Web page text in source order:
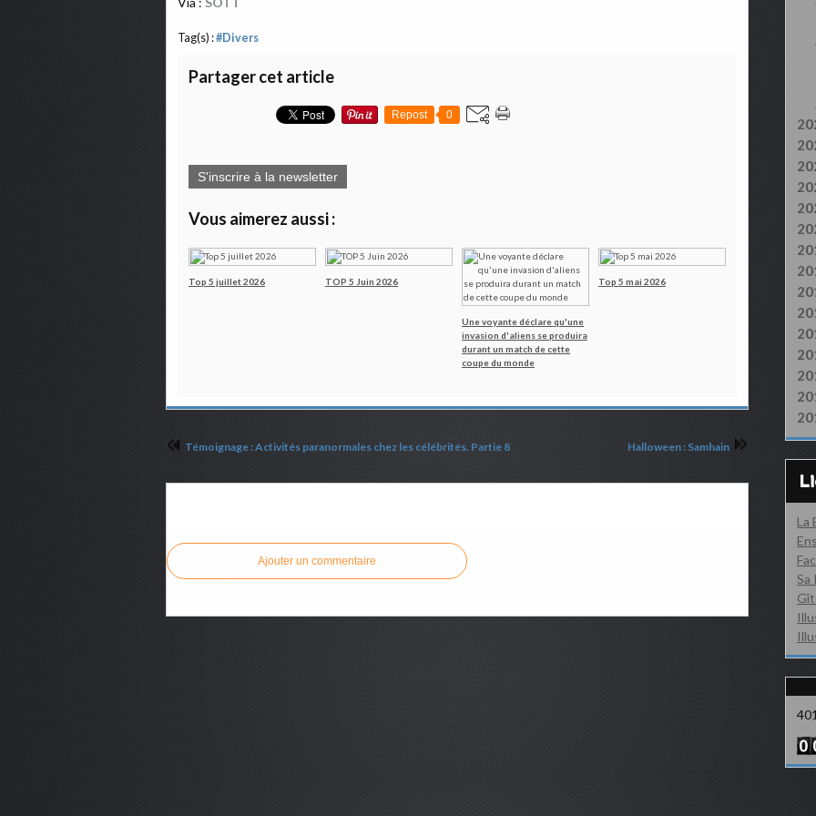
Tag(s) :#Divers
Partager cet article
Repost 0
S'inscrire à la newsletter
Vous aimerez aussi :
Top 5 juillet 2026 TOP 5 Juin 2026
Une voyante déclare qu'une
invasion d'aliens se produira
durant un match de cette
coupe du monde
Top 5 mai 2026
Témoignage : Activités paranormales chez les célébrités. Partie 8 Halloween : Samhain
Ajouter un commentaire
La
Sa